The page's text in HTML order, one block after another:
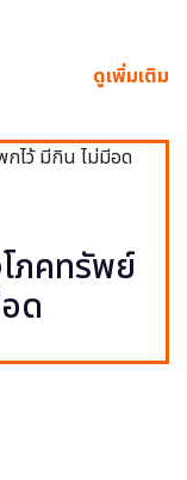
ดูเพิ่มเติม
ภคทรัพย์
ด